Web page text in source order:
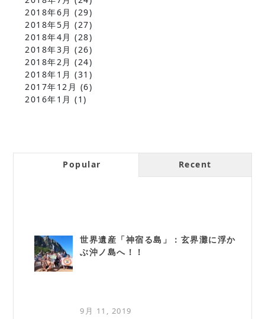
2018年6月 (29)
2018年5月 (27)
2018年4月 (28)
2018年3月 (26)
2018年2月 (24)
2018年1月 (31)
2017年12月 (6)
2016年1月 (1)
Popular Recent
世界遺産「神宿る島」：玄界灘に浮か
ぶ沖ノ島へ！！
9月 11, 2019